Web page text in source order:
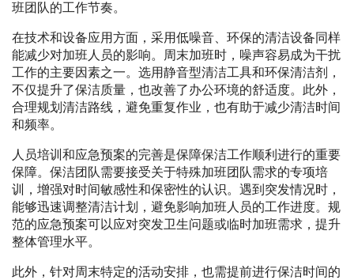
班团队的工作节奏。
在技术和设备应用方面，采用低噪音、环保的清洁设备同样
能减少对加班人员的影响。周末加班时，噪声容易成为干扰
工作的主要因素之一。选用静音型清洁工具和环保清洁剂，
不仅提升了保洁质量，也改善了办公环境的舒适度。此外，
合理规划清洁路线，避免重复作业，也有助于减少清洁时间
和频率。
人员培训和应急预案的完善是保障保洁工作顺利进行的重要
保障。保洁团队需要接受关于特殊加班团队需求的专项培
训，增强对时间敏感性和保密性的认识。遇到突发情况时，
能够迅速调整清洁计划，避免影响加班人员的工作进度。规
范的应急预案可以应对突发卫生问题或临时加班需求，提升
整体管理水平。
此外，针对周末特定的活动安排，也需提前进行保洁时间的